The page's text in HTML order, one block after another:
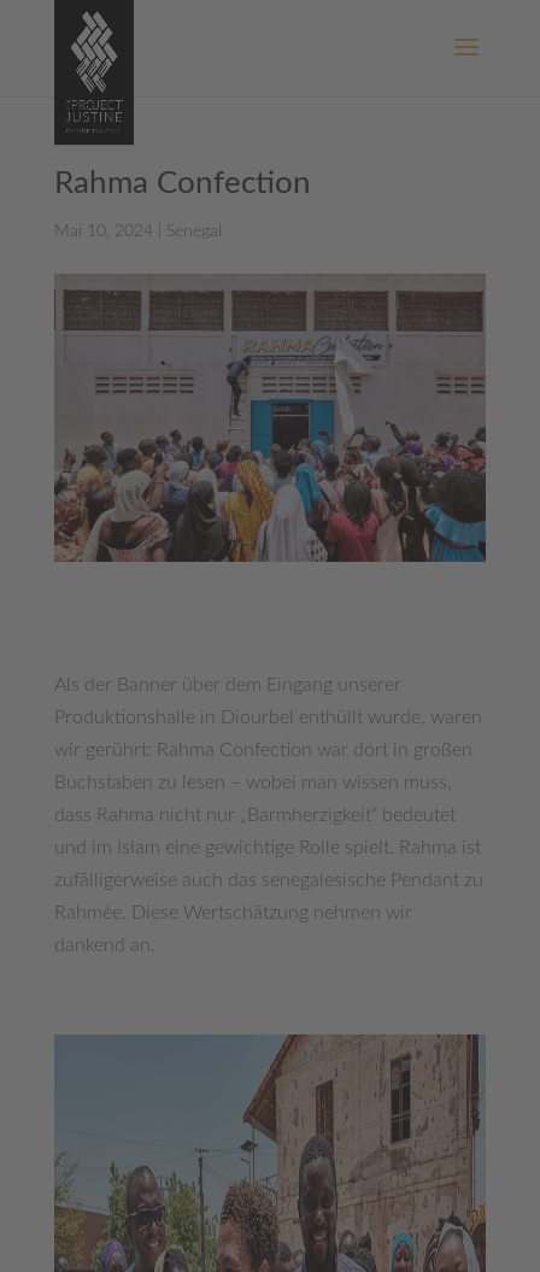
Rahma Confection
Mai 10, 2024 Senegal
Als der Banner über dem Eingang unserer
Produktionshalle in Diourbel enthüllt wurde, waren
wir gerührt: Rahma Confection war dort in großen
Buchstaben zu lesen – wobei man wissen muss,
dass Rahma nicht nur „Barmherzigkeit“ bedeutet
und im Islam eine gewichtige Rolle spielt. Rahma ist
zufälligerweise auch das senegalesische Pendant zu
Rahmée. Diese Wertschätzung nehmen wir
dankend an.